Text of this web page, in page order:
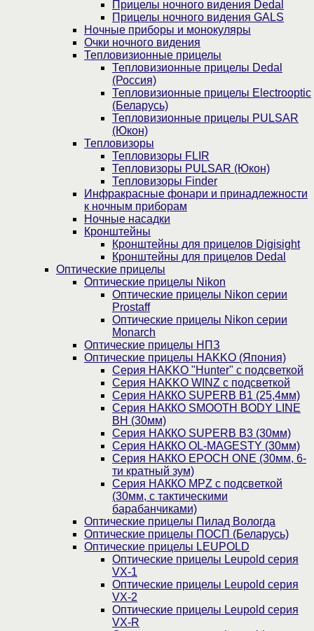
Прицелы ночного видения Dedal
Прицелы ночного видения GALS
Ночные приборы и монокуляры
Очки ночного видения
Тепловизионные прицелы
Тепловизионные прицелы Dedal
(Россия)
Тепловизионные прицелы Electrooptic
(Беларусь)
Тепловизионные прицелы PULSAR
(Юкон)
Тепловизоры
Тепловизоры FLIR
Тепловизоры PULSAR (Юкон)
Тепловизоры Finder
Инфракрасные фонари и принадлежности
к ночным приборам
Ночные насадки
Кронштейны
Кронштейны для прицелов Digisight
Кронштейны для прицелов Dedal
Оптические прицелы
Оптические прицелы Nikon
Оптические прицелы Nikon серии
Prostaff
Оптические прицелы Nikon серии
Monarch
Оптические прицелы НПЗ
Оптические прицелы HAKKO (Япония)
Cерия HAKKO "Hunter" с подсветкой
Серия НAKKO WINZ с подсветкой
Серия НАККО SUPERB B1 (25,4мм)
Серия НАККО SMOOTH BODY LINE
BH (30мм)
Серия НАККО SUPERB B3 (30мм)
Серия НАККО OL-MAGESTY (30мм)
Серия НАККО EPOCH ONE (30мм, 6-
ти кратный зум)
Серия НАККО MPZ с подсветкой
(30мм, c тактическими
барабанчиками)
Оптические прицелы Пилад Вологда
Оптические прицелы ПОСП (Беларусь)
Оптические прицелы LEUPOLD
Оптические прицелы Leupold серия
VX-1
Оптические прицелы Leupold серия
VX-2
Оптические прицелы Leupold серия
VX-R